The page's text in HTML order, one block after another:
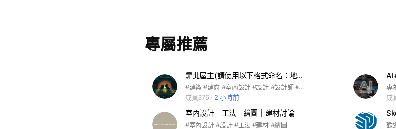
專屬推薦
靠北屋主(請使用以下格式命名：地區-事務所名-暱稱）
#建築 #建商 #室內設計 #設計 #設計師 #裝修 #裝潢 #設計 #新成屋 #改建 #中古屋 #商業空間 #裝修材料 #進口 #軟裝 #硬裝 #大理石 #石英 #石英板 #石材 #繆思精工 #繆思岩 #繆思石
成員376
2 小時前
成
室內設計｜工法｜繪圖｜建材討論
#室內設計 #設計 #工法 #建材 #繪圖